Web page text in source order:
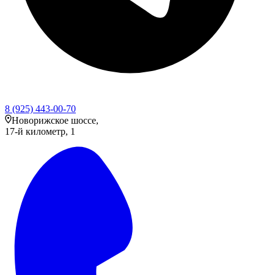
8 (925) 443-00-70
Новорижское шоссе,
17-й километр, 1